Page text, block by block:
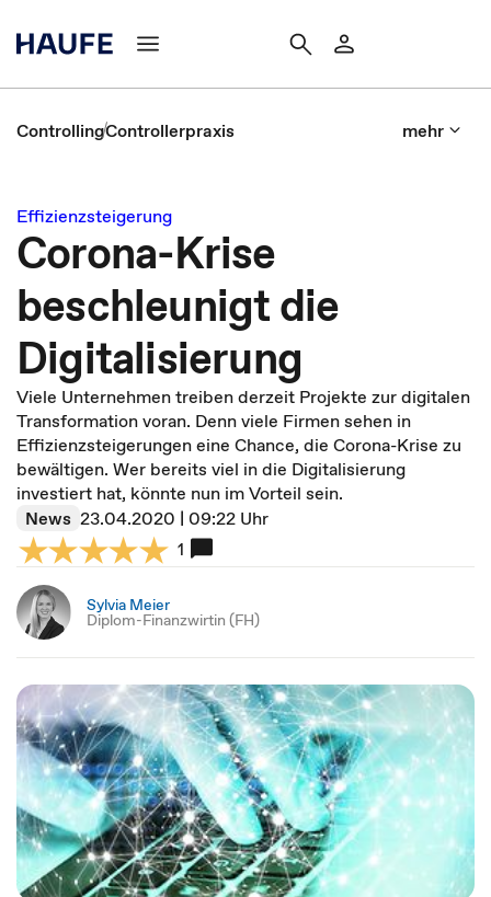
ControllingControllerpraxis mehr
Effizienzsteigerung
Corona-Krise
beschleunigt die
Digitalisierung
Viele Unternehmen treiben derzeit Projekte zur digitalen
Transformation voran. Denn viele Firmen sehen in
Effizienzsteigerungen eine Chance, die Corona-Krise zu
bewältigen. Wer bereits viel in die Digitalisierung
investiert hat, könnte nun im Vorteil sein.
News 23.04.2020 | 09:22 Uhr
1
Sylvia Meier
Diplom-Finanzwirtin (FH)